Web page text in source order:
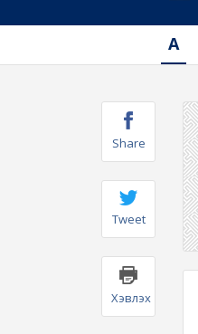
А
Share
Tweet
Хэвлэх